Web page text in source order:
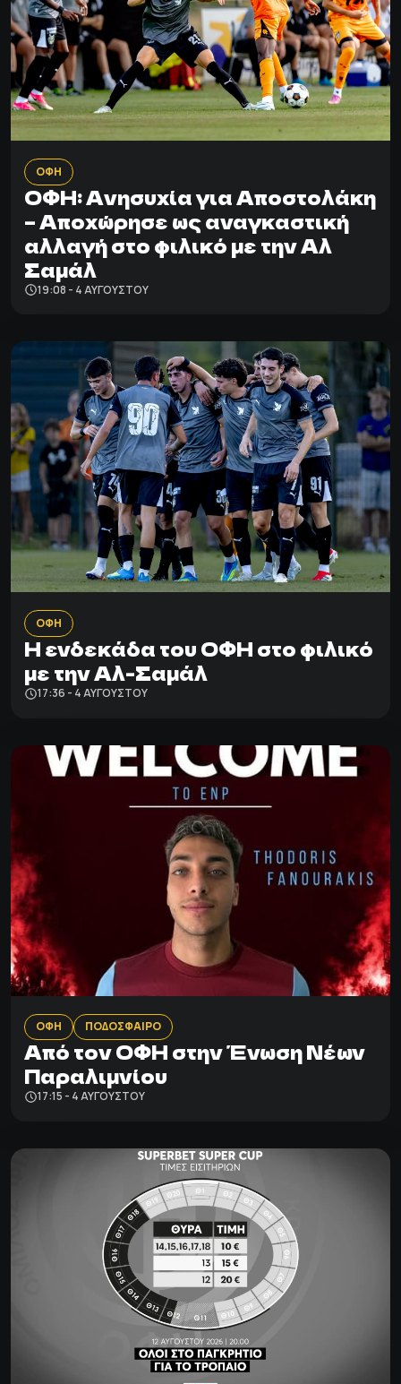
ΟΦΗ
ΟΦΗ: Ανησυχία για Αποστολάκη
– Αποχώρησε ως αναγκαστική
αλλαγή στο φιλικό με την Αλ
Σαμάλ
19:08 - 4 ΑΥΓΟΎΣΤΟΥ
ΟΦΗ
Η ενδεκάδα του ΟΦΗ στο φιλικό
με την Αλ-Σαμάλ
17:36 - 4 ΑΥΓΟΎΣΤΟΥ
ΟΦΗ ΠΟΔΟΣΦΑΙΡΟ
Από τον ΟΦΗ στην Ένωση Νέων
Παραλιμνίου
17:15 - 4 ΑΥΓΟΎΣΤΟΥ